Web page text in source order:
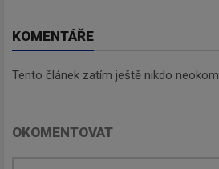
KOMENTÁŘE
Tento článek zatím ještě nikdo
OKOMENTOVAT